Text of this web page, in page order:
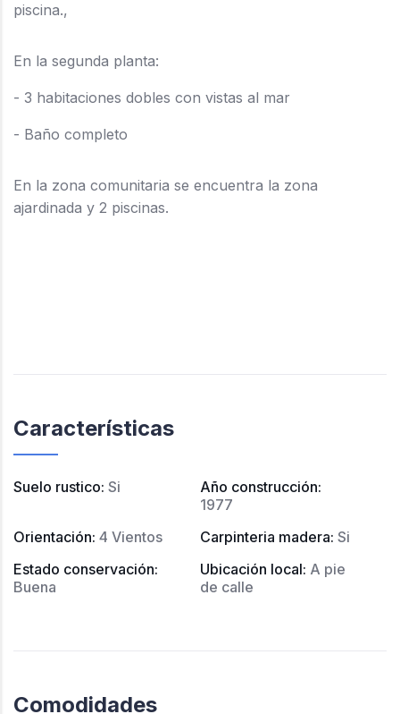
piscina.,
En la segunda planta:
- 3 habitaciones dobles con vistas al mar
- Baño completo
En la zona comunitaria se encuentra la zona
ajardinada y 2 piscinas.
Características
Suelo rustico: Si Año construcción:
1977
Orientación: 4 Vientos Carpinteria madera: Si
Estado conservación:
Buena
Ubicación local: A pie
de calle
Comodidades